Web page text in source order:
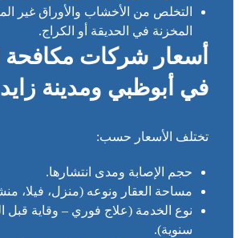
التخلص من الأخشاب والأوراق غير
المخزنة في الحديقة أو الكراج.
أسعار شركات مكافحة
في أبوظبي ومدينة زايد
تختلف الأسعار حسب:
حجم الإصابة ومدى انتشارها.
مساحة العقار ونوعه (منزل، فيلا،
نوع الخدمة (علاج فوري – وقاية قبل
سنوية).